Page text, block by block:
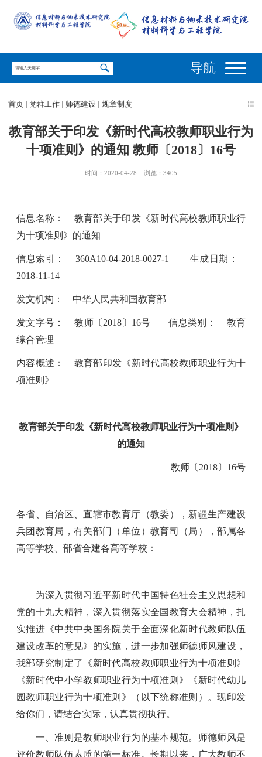
导航
首页 党群工作 师德建设 规章制度
教育部关于印发《新时代高校教师职业行为
十项准则》的通知 教师〔2018〕16号
时间：2020-04-28 浏览： 3405
信息名称：
教育部关于印发《新时代高校教师职业行
为十项准则》的通知
信息索引： 360A10-04-2018-0027-1
生成日期：
2018-11-14
发文机构： 中华人民共和国教育部
发文字号： 教师〔 2018 〕 16号 信息类别：
教育
综合管理
内容概述：
教育部印发《新时代高校教师职业行为十
项准则》
教育部关于印发《新时代高校教师职业行为十项准则》
的通知
教师〔 2018〕 16号
各省、自治区、直辖市教育厅（教委），新疆生产建设
兵团教育局，有关部门（单位）教育司（局），部属各
高等学校、部省合建各高等学校：
为深入贯彻习近平新时代中国特色社会主义思想和
党的十九大精神，深入贯彻落实全国教育大会精神，扎
实推进《中共中央 国务院关于全面深化新时代教师队伍
建设改革的意见》的实施，进一步加强师德师风建设，
我部研究制定了《新时代高校教师职业行为十项准则》
《新时代中小学教师职业行为十项准则》《新时代幼儿
园教师职业行为十项准则》（以下统称准则）。现印发
给你们，请结合实际，认真贯彻执行。
一、准则是教师职业行为的基本规范。师德师风是
评价教师队伍素质的第一标准。长期以来，广大教师不